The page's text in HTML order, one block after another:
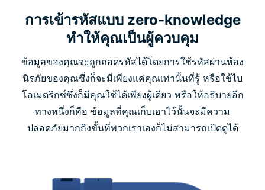
การเข้ารหัสแบบ zero-knowledge
ทำให้คุณเป็นผู้ควบคุม
ข้อมูลของคุณจะถูกถอดรหัสได้โดยการใช้รหัสผ่านห้อง
นิรภัยของคุณซึ่งก็จะมีเพียงแค่คุณเท่านั้นที่รู้ หรือใช้ไบ
โอเมตริกซ์ซึ่งก็มีคุณใช้ได้เพียงผู้เดียว หรือให้อธิบายอีก
ทางหนึ่งก็คือ ข้อมูลที่คุณเก็บเอาไว้นั้นจะมีความ
ปลอดภัยมากถึงขั้นที่พวกเราเองก็ไม่สามารถเปิดดูได้